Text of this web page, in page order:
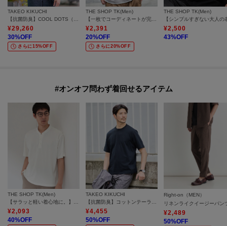
TAKEO KIKUCHI
¥29,260
30%OFF
さらに15%OFF
THE SHOP TK(Men)
¥2,391
20%OFF
さらに20%OFF
THE SHOP TK(Men)
¥2,500
43%OFF
#オンオフ問わず着回せるアイテム
THE SHOP TK(Men)
¥2,093
40%OFF
TAKEO KIKUCHI
¥4,455
50%OFF
Right-on（MEN）
リネンライクイージーパン
¥2,489
50%OFF